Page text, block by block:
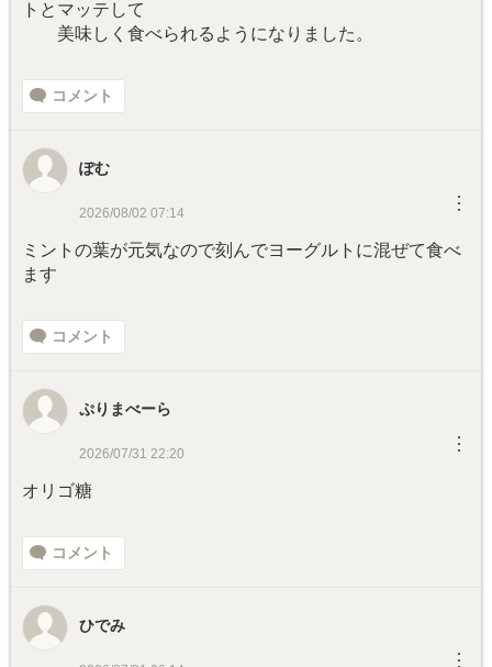
トとマッテして
美味しく食べられるようになりました。
コメント
ぽむ
2026/08/02 07:14 ︙
ミントの葉が元気なので刻んでヨーグルトに混ぜて食べ
ます
コメント
ぷりまべーら
2026/07/31 22:20 ︙
オリゴ糖
コメント
ひでみ
︙